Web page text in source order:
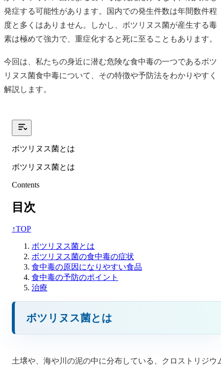
発症する可能性があります。国内での発生件数は年間数件程
度と多くはありません。しかし、ボツリヌス菌が産生する毒
素は極めて強力で、重症化すると死に至ることもあります。
今回は、私たちの身近に潜む危険な食中毒の一つであるボツ
リヌス菌食中毒について、その特徴や予防法をわかりやすく
解説します。
ボツリヌス菌とは
ボツリヌス菌とは
Contents
目次
↑TOP
ボツリヌス菌とは
ボツリヌス菌の食中毒の症状
食中毒の原因になりやすい食品
食中毒の予防のポイント
治療
ボツリヌス菌とは
土壌や、海や川の泥の中に分布している、クロストリジウ